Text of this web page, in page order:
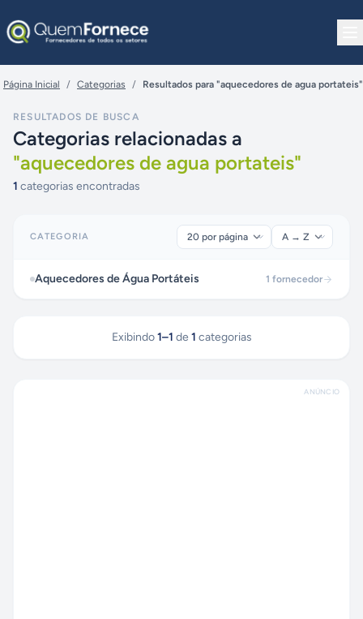
Página Inicial / Categorias / Resultados para "aquecedores de agua portateis"
RESULTADOS DE BUSCA
Categorias relacionadas a
"aquecedores de agua portateis"
1 categorias encontradas
CATEGORIA
Aquecedores de Água Portáteis 1 fornecedor
Exibindo 1–1 de 1 categorias
ANÚNCIO